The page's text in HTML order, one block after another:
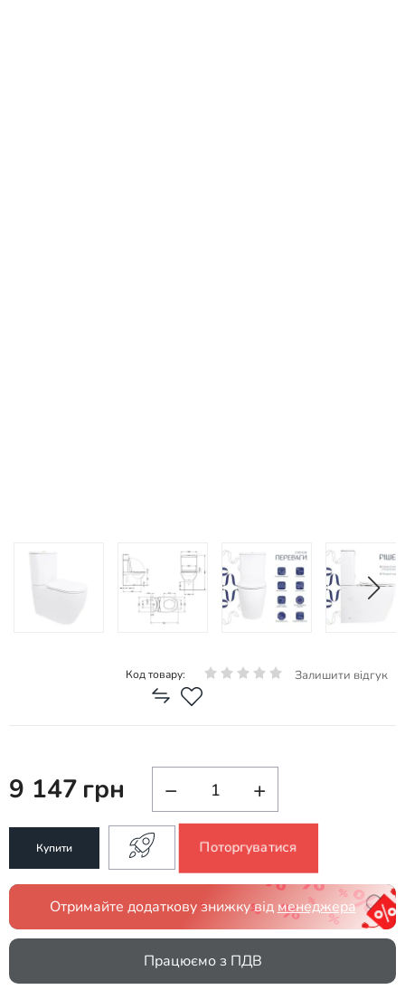
Код товару: Залишити відгук
9 147 грн − +
Купити Поторгуватися
Отримайте додаткову знижку від менеджера
Працюємо з ПДВ